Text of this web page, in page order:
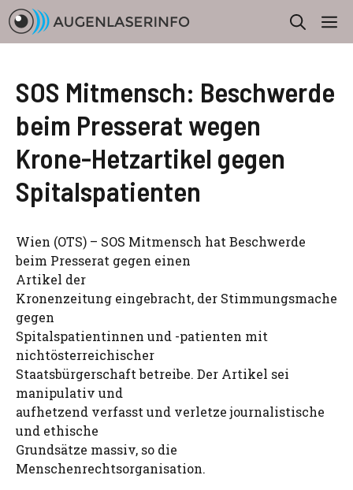
Zum
Inhalt
springen
SOS Mitmensch: Beschwerde
beim Presserat wegen
Krone-Hetzartikel gegen
Spitalspatienten
Wien (OTS) – SOS Mitmensch hat Beschwerde
beim Presserat gegen einen
Artikel der
Kronenzeitung eingebracht, der Stimmungsmache
gegen
Spitalspatientinnen und -patienten mit
nichtösterreichischer
Staatsbürgerschaft betreibe. Der Artikel sei
manipulativ und
aufhetzend verfasst und verletze journalistische
und ethische
Grundsätze massiv, so die
Menschenrechtsorganisation.